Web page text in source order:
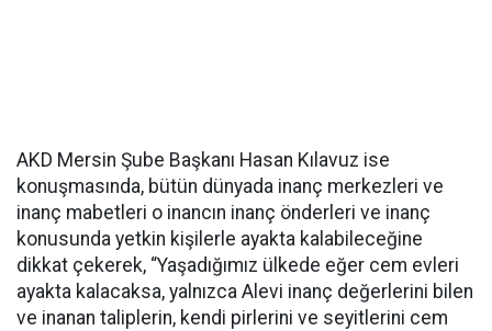
AKD Mersin Şube Başkanı Hasan Kılavuz ise
konuşmasında, bütün dünyada inanç merkezleri ve
inanç mabetleri o inancın inanç önderleri ve inanç
konusunda yetkin kişilerle ayakta kalabileceğine
dikkat çekerek, “Yaşadığımız ülkede eğer cem evleri
ayakta kalacaksa, yalnızca Alevi inanç değerlerini bilen
ve inanan taliplerin, kendi pirlerini ve seyitlerini cem